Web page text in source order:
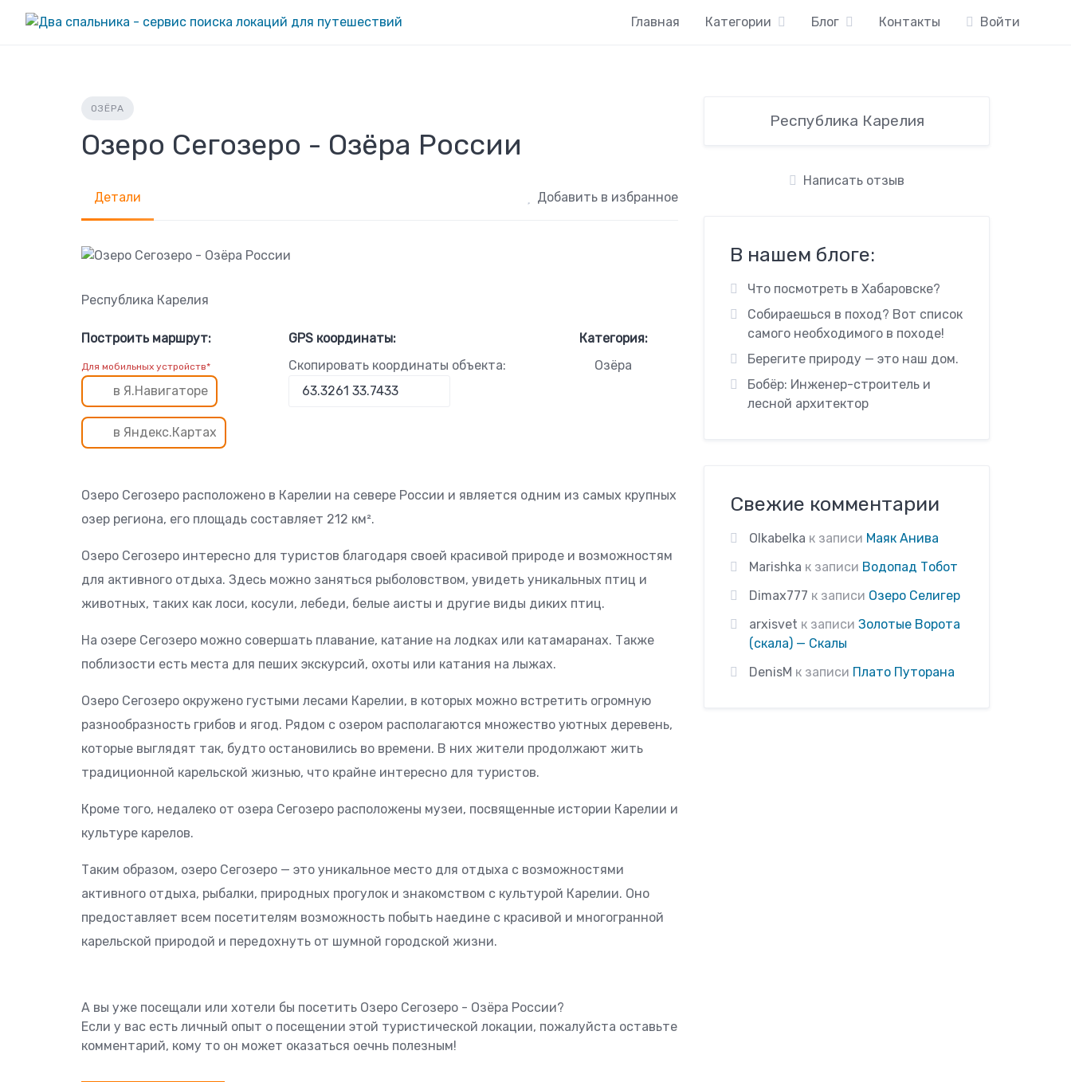
Главная Категории Блог Контакты Войти
ОЗЁРА
Озеро Сегозеро - Озёра России
Детали Добавить в избранное
Республика Карелия
Построить маршрут:
Для мобильных устройств*
в Я.Навигаторе
в Яндекс.Картах
GPS координаты:
Скопировать координаты объекта:
Категория:
Озёра
Озеро Сегозеро расположено в Карелии на севере России и является одним из самых крупных
озер региона, его площадь составляет 212 км².
Озеро Сегозеро интересно для туристов благодаря своей красивой природе и возможностям
для активного отдыха. Здесь можно заняться рыболовством, увидеть уникальных птиц и
животных, таких как лоси, косули, лебеди, белые аисты и другие виды диких птиц.
На озере Сегозеро можно совершать плавание, катание на лодках или катамаранах. Также
поблизости есть места для пеших экскурсий, охоты или катания на лыжах.
Озеро Сегозеро окружено густыми лесами Карелии, в которых можно встретить огромную
разнообразность грибов и ягод. Рядом с озером располагаются множество уютных деревень,
которые выглядят так, будто остановились во времени. В них жители продолжают жить
традиционной карельской жизнью, что крайне интересно для туристов.
Кроме того, недалеко от озера Сегозеро расположены музеи, посвященные истории Карелии и
культуре карелов.
Таким образом, озеро Сегозеро — это уникальное место для отдыха с возможностями
активного отдыха, рыбалки, природных прогулок и знакомством с культурой Карелии. Оно
предоставляет всем посетителям возможность побыть наедине с красивой и многогранной
карельской природой и передохнуть от шумной городской жизни.
А вы уже посещали или хотели бы посетить Озеро Сегозеро - Озёра России?
Если у вас есть личный опыт о посещении этой туристической локации, пожалуйста оставьте
комментарий, кому то он может оказаться оечнь полезным!
Республика Карелия
Написать отзыв
В нашем блоге:
Что посмотреть в Хабаровске?
Собираешься в поход? Вот список
самого необходимого в походе!
Берегите природу — это наш дом.
Бобёр: Инженер-строитель и
лесной архитектор
Свежие комментарии
Olkabelka к записи Маяк Анива
Marishka к записи Водопад Тобот
Dimax777 к записи Озеро Селигер
arxisvet к записиЗолотые Ворота
(скала) — Скалы
DenisM к записи Плато Путорана